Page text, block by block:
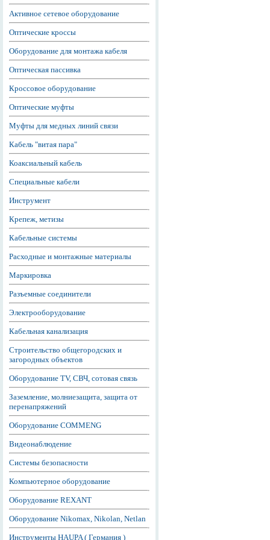
Активное сетевое оборудование
Оптические кроссы
Оборудование для монтажа кабеля
Оптическая пассивка
Кроссовое оборудование
Оптические муфты
Муфты для медных линий связи
Кабель "витая пара"
Коаксиальный кабель
Специальные кабели
Инструмент
Крепеж, метизы
Кабельные системы
Расходные и монтажные материалы
Маркировка
Разъемные соединители
Электрооборудование
Кабельная канализация
Строительство общегородских и
загородных объектов
Оборудование TV, СВЧ, сотовая связь
Заземление, молниезащита, защита от
перенапряжений
Оборудование COMMENG
Видеонаблюдение
Системы безопасности
Компьютерное оборудование
Оборудование REXANT
Оборудование Nikomax, Nikolan, Netlan
Инструменты HAUPA ( Германия )